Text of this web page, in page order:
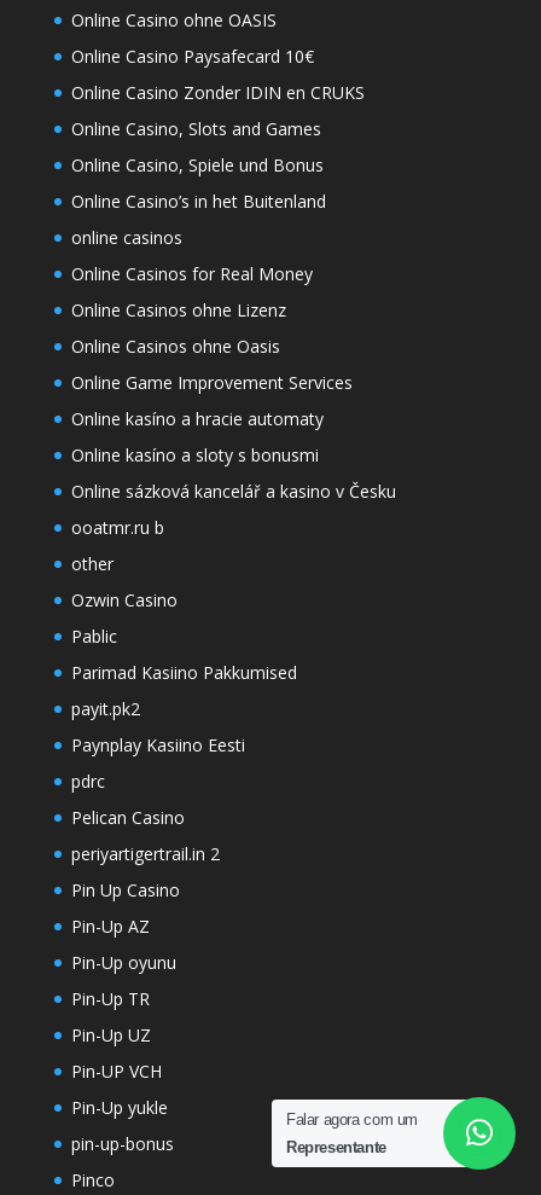
Falar agora com um
Representante
Online Casino ohne OASIS
Online Casino Paysafecard 10€
Online Casino Zonder IDIN en CRUKS
Online Casino, Slots and Games
Online Casino, Spiele und Bonus
Online Casino’s in het Buitenland
online casinos
Online Casinos for Real Money
Online Casinos ohne Lizenz
Online Casinos ohne Oasis
Online Game Improvement Services
Online kasíno a hracie automaty
Online kasíno a sloty s bonusmi
Online sázková kancelář a kasino v Česku
ooatmr.ru b
other
Ozwin Casino
Pablic
Parimad Kasiino Pakkumised
payit.pk2
Paynplay Kasiino Eesti
pdrc
Pelican Casino
periyartigertrail.in 2
Pin Up Casino
Pin-Up AZ
Pin-Up oyunu
Pin-Up TR
Pin-Up UZ
Pin-UP VCH
Pin-Up yukle
pin-up-bonus
Pinco